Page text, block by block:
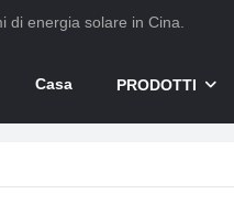
energia solare in Cina.
Casa PRODOTTI